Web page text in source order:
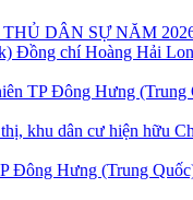
DÂN SỰ NĂM
Đồng chí Hoàng Hải